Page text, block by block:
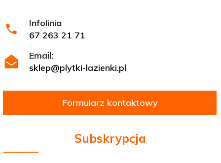
Infolinia
67 263 21 71
Email:
sklep@plytki-lazienki.pl
Formularz kontaktowy
Subskrypcja